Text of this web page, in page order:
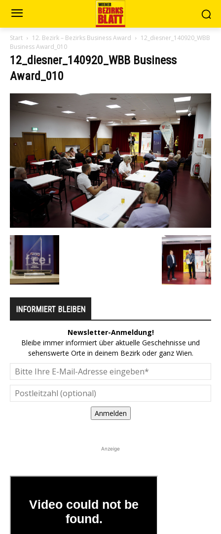
Start 12. Bezirk – Bezirks Business Award
12_diesner_140920_WBB
Business Award_010
12_diesner_140920_WBB Business
Award_010
INFORMIERT BLEIBEN
Newsletter-Anmeldung!
Bleibe immer informiert über aktuelle Geschehnisse und
sehenswerte Orte in deinem Bezirk oder ganz Wien.
Anmelden
Anzeige